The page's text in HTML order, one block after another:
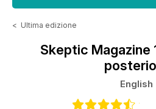
< Ultima edizione
Skeptic Magazine
English